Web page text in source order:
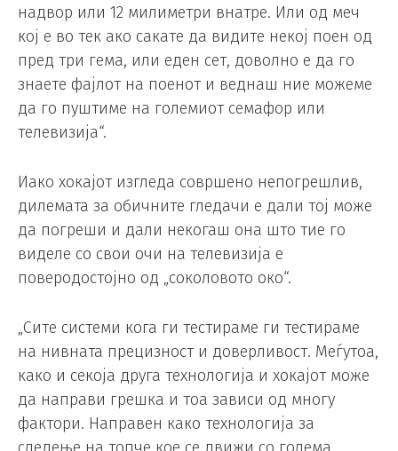
надвор или 12 милиметри внатре. Или од меч
кој е во тек ако сакате да видите некој поен од
пред три гема, или еден сет, доволно е да го
знаете фајлот на поенот и веднаш ние можеме
да го пуштиме на големиот семафор или
телевизија“.
Иако хокајот изгледа совршено непогрешлив,
дилемата за обичните гледачи е дали тој може
да погреши и дали некогаш она што тие го
виделе со свои очи на телевизија е
поверодостојно од „соколовото око“.
„Сите системи кога ги тестираме ги тестираме
на нивната прецизност и доверливост. Меѓутоа,
како и секоја друга технологија и хокајот може
да направи грешка и тоа зависи од многу
фактори. Направен како технологија за